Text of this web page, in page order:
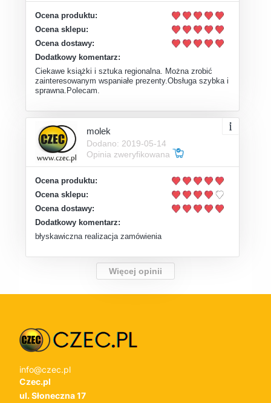
Ocena produktu:
Ocena sklepu:
Ocena dostawy:
Dodatkowy komentarz:
Ciekawe książki i sztuka regionalna. Można zrobić
zainteresowanym wspaniałe prezenty.Obsługa szybka i
sprawna.Polecam.
molek
Dodano: 2019-05-14
Opinia zweryfikowana
Ocena produktu:
Ocena sklepu:
Ocena dostawy:
Dodatkowy komentarz:
błyskawiczna realizacja zamówienia
Więcej opinii
info@czec.pl
Czec.pl
ul. Słoneczna 17